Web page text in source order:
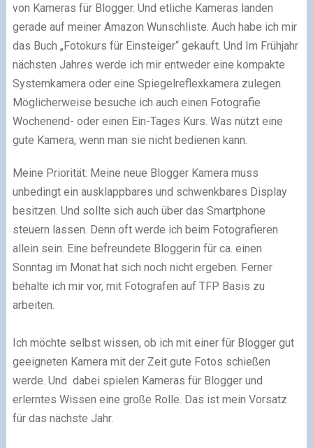
von Kameras für Blogger. Und etliche Kameras landen
gerade auf meiner Amazon Wunschliste. Auch habe ich mir
das Buch „Fotokurs für Einsteiger“ gekauft. Und Im Frühjahr
nächsten Jahres werde ich mir entweder eine kompakte
Systemkamera oder eine Spiegelreflexkamera zulegen.
Möglicherweise besuche ich auch einen Fotografie
Wochenend- oder einen Ein-Tages Kurs. Was nützt eine
gute Kamera, wenn man sie nicht bedienen kann.
Meine Priorität: Meine neue Blogger Kamera muss
unbedingt ein ausklappbares und schwenkbares Display
besitzen. Und sollte sich auch über das Smartphone
steuern lassen. Denn oft werde ich beim Fotografieren
allein sein. Eine befreundete Bloggerin für ca. einen
Sonntag im Monat hat sich noch nicht ergeben. Ferner
behalte ich mir vor, mit Fotografen auf TFP Basis zu
arbeiten.
Ich möchte selbst wissen, ob ich mit einer für Blogger gut
geeigneten Kamera mit der Zeit gute Fotos schießen
werde. Und dabei spielen Kameras für Blogger und
erlerntes Wissen eine große Rolle. Das ist mein Vorsatz
für das nächste Jahr.